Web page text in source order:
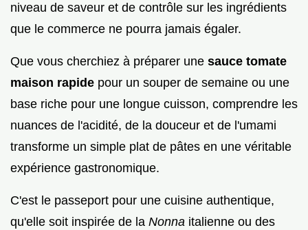
niveau de saveur et de contrôle sur les ingrédients
que le commerce ne pourra jamais égaler.
Que vous cherchiez à préparer une sauce tomate
maison rapide pour un souper de semaine ou une
base riche pour une longue cuisson, comprendre les
nuances de l'acidité, de la douceur et de l'umami
transforme un simple plat de pâtes en une véritable
expérience gastronomique.
C'est le passeport pour une cuisine authentique,
qu'elle soit inspirée de la Nonna italienne ou des